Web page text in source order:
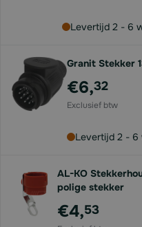
Levertijd 2 - 6
Granit Stekker
€6,32
Levertijd 2 - 6
AL-KO
polige stekker
€4,53